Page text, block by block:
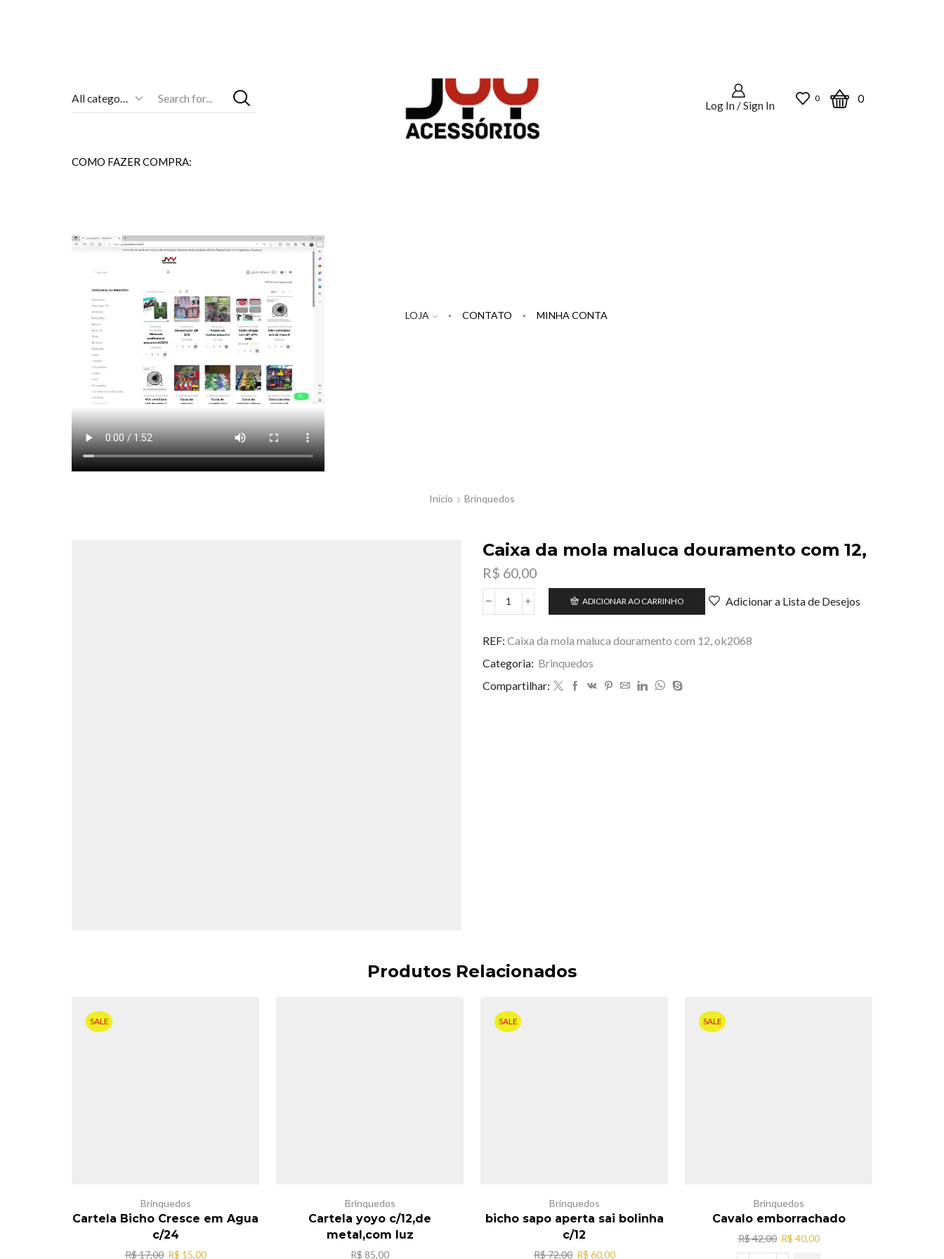
Entrada
Log In / Sign In
0 0
COMO FAZER COMPRA:
LOJA CONTATO MINHA CONTA
Início Brinquedos
Caixa da mola maluca douramento com 12,
R$ 60,00
Caixa
mola
douramento
12,
ADICIONAR AO CARRINHO Adicionar a Lista de Desejos
REF: Caixa da mola maluca douramento com 12, ok2068
Categoria: Brinquedos
Compartilhar:
Produtos Relacionados
SALE
Brinquedos
Cartela Bicho Cresce em Agua
c/24
R$17,00 O
R$ 15,00O
Brinquedos
Cartela yoyo c/12,de
metal,com luz
R$ 85,00
SALE
Brinquedos
bicho sapo aperta sai bolinha
c/12
R$72,00 O
R$ 60,00O
SALE
Brinquedos
Cavalo emborrachado
R$42,00 O
preço
R$ 40,00O